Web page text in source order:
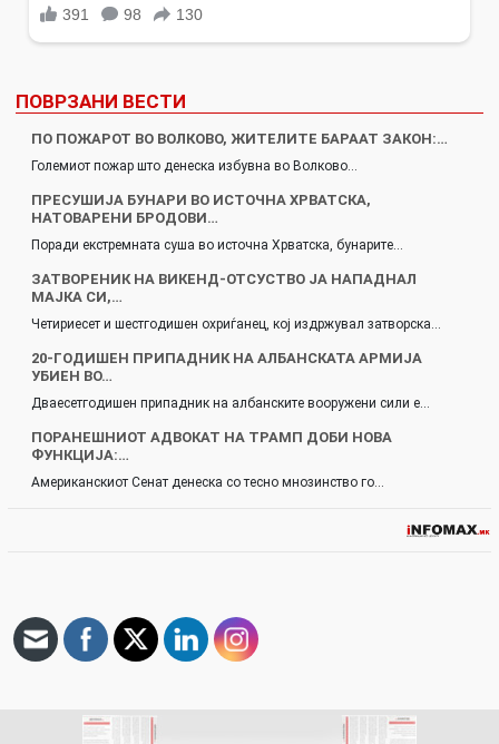
ПОВРЗАНИ ВЕСТИ
ПО ПОЖАРОТ ВО ВОЛКОВО, ЖИТЕЛИТЕ БАРААТ ЗАКОН:…
Големиот пожар што денеска избувна во Волково…
ПРЕСУШИЈА БУНАРИ ВО ИСТОЧНА ХРВАТСКА,
НАТОВАРЕНИ БРОДОВИ…
Поради екстремната суша во источна Хрватска, бунарите…
ЗАТВОРЕНИК НА ВИКЕНД-ОТСУСТВО ЈА НАПАДНАЛ
МАЈКА СИ,…
Четириесет и шестгодишен охриѓанец, кој издржувал затворска…
20-ГОДИШЕН ПРИПАДНИК НА АЛБАНСКАТА АРМИЈА
УБИЕН ВО…
Дваесетгодишен припадник на албанските вооружени сили е…
ПОРАНЕШНИОТ АДВОКАТ НА ТРАМП ДОБИ НОВА
ФУНКЦИЈА:…
Американскиот Сенат денеска со тесно мнозинство го…